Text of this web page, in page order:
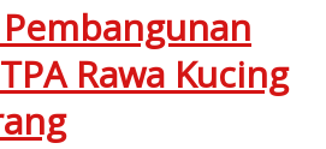
Rawa Kucing